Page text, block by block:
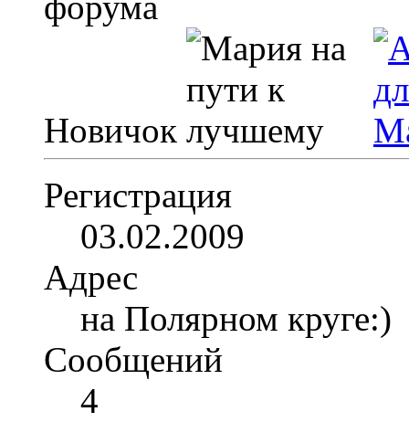
Новичок
Регистрация
03.02.2009
Адрес
на Полярном круге:)
Сообщений
4